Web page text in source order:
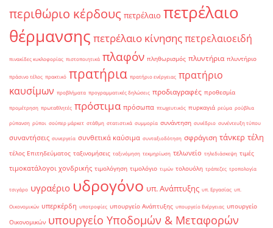
περιθώριο κέρδους πετρέλαιο πετρέλαιο
θέρμανσης πετρέλαιο κίνησηςπετρελαιοειδή
πινακίδες κυκλοφορίας πιστοποιητικά πλαφόν πληθωρισμός πλυντήρια πλυντήριο
πράσινο τέλος πρακτικό πρατήρια πρατήριο ενέργειας πρατήριο
καυσίμων προβλήματα προγραμματικές δηλώσεις προδιαγραφές προθεσμία
προμέτρηση πρωταθλητές πρόστιμα πρόσωπα πτωχευτικός πυρκαγιά ρεύμα ρούβλια
ρύπανση ρύποι σούπερ μάρκετ στάθμη στατιστικά συμμορία συνάντηση συνέδριο συνέντευξη τύπου
συναντήσεις συνεργεία συνθετικά καύσιμα συνταξιοδότηση σφράγιση τάνκερ τέλη
τέλος Επιτηδεύματος ταξινομήσεις ταξινόμηση τεκμηρίωση τελωνείο τηλεδιάσκεψη τιμές
τιμοκατάλογοι χονδρικής τιμολόγηση τιμολόγιο τιμών τολουόλη τράπεζες τροπολογία
τσιγάρο υγραέριο υδρογόνο υπ. Ανάπτυξης υπ. Εργασίας υπ.
Οικονομικών υπερκέρδη υποτροφίες υπουργείο Ανάπτυξης υπουργείο Ενέργειας υπουργείο
Οικονομικών υπουργείο Υποδομών & Μεταφορών